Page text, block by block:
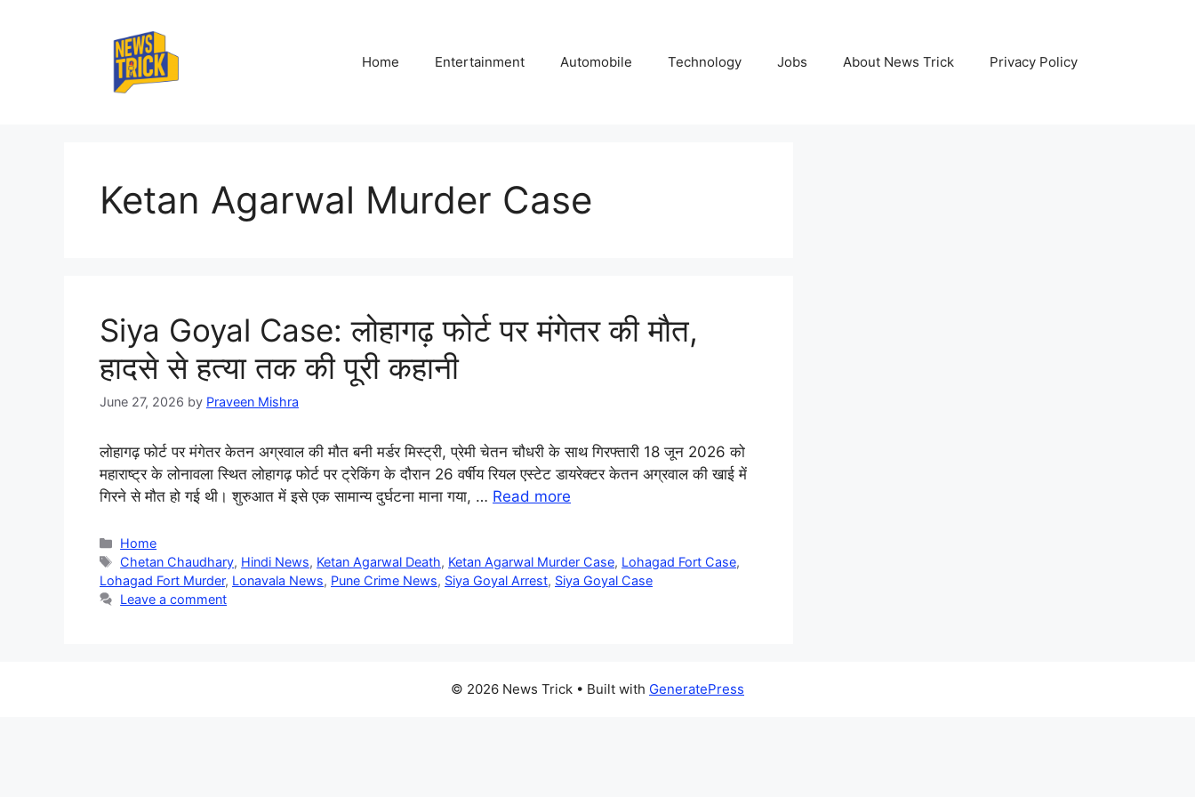
Home Entertainment Automobile Technology Jobs About News Trick Privacy Policy
Ketan Agarwal Murder Case
Siya Goyal Case: लोहागढ़ फोर्ट पर मंगेतर की मौत,
हादसे से हत्या तक की पूरी कहानी
June 27, 2026 by Praveen Mishra
लोहागढ़ फोर्ट पर मंगेतर केतन अग्रवाल की मौत बनी मर्डर मिस्ट्री, प्रेमी चेतन चौधरी के साथ गिरफ्तारी 18 जून 2026 को
महाराष्ट्र के लोनावला स्थित लोहागढ़ फोर्ट पर ट्रेकिंग के दौरान 26 वर्षीय रियल एस्टेट डायरेक्टर केतन अग्रवाल की खाई में
गिरने से मौत हो गई थी। शुरुआत में इसे एक सामान्य दुर्घटना माना गया, … Read more
Categories
Home
Tags
Chetan Chaudhary, Hindi News, Ketan Agarwal Death, Ketan Agarwal Murder Case, Lohagad Fort Case,
Lohagad Fort Murder, Lonavala News, Pune Crime News, Siya Goyal Arrest, Siya Goyal Case
Leave a comment
© 2026 News Trick • Built with GeneratePress